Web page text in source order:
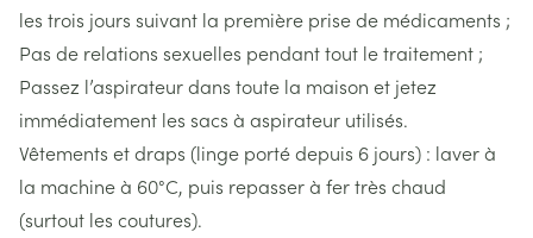
les trois jours suivant la première prise de médicaments ;
Pas de relations sexuelles pendant tout le traitement ;
Passez l’aspirateur dans toute la maison et jetez
immédiatement les sacs à aspirateur utilisés.
Vêtements et draps (linge porté depuis 6 jours) : laver à
la machine à 60°C, puis repasser à fer très chaud
(surtout les coutures).